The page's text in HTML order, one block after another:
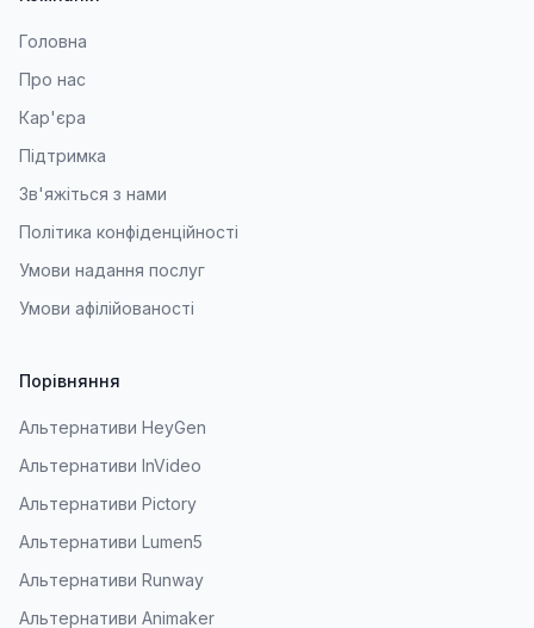
Головна
Про нас
Кар'єра
Підтримка
Зв'яжіться з нами
Політика конфіденційності
Умови надання послуг
Умови афілійованості
Порівняння
Альтернативи HeyGen
Альтернативи InVideo
Альтернативи Pictory
Альтернативи Lumen5
Альтернативи Runway
Альтернативи Animaker